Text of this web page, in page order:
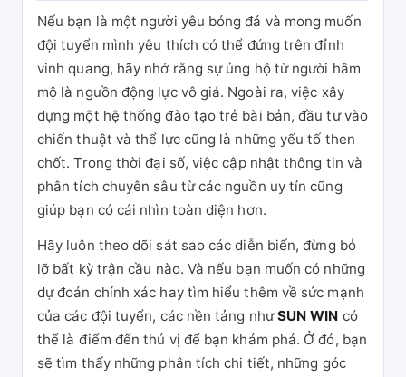
Nếu bạn là một người yêu bóng đá và mong muốn
đội tuyển mình yêu thích có thể đứng trên đỉnh
vinh quang, hãy nhớ rằng sự ủng hộ từ người hâm
mộ là nguồn động lực vô giá. Ngoài ra, việc xây
dựng một hệ thống đào tạo trẻ bài bản, đầu tư vào
chiến thuật và thể lực cũng là những yếu tố then
chốt. Trong thời đại số, việc cập nhật thông tin và
phân tích chuyên sâu từ các nguồn uy tín cũng
giúp bạn có cái nhìn toàn diện hơn.
Hãy luôn theo dõi sát sao các diễn biến, đừng bỏ
lỡ bất kỳ trận cầu nào. Và nếu bạn muốn có những
dự đoán chính xác hay tìm hiểu thêm về sức mạnh
của các đội tuyển, các nền tảng nhưSUN WIN có
thể là điểm đến thú vị để bạn khám phá. Ở đó, bạn
sẽ tìm thấy những phân tích chi tiết, những góc